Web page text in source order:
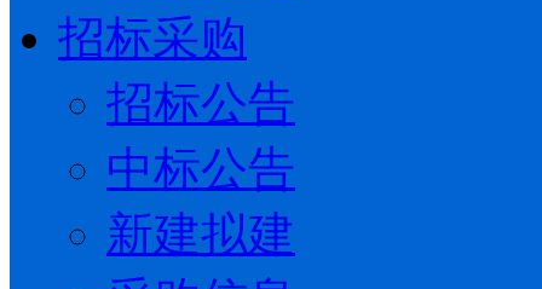
招标采购
招标公告
中标公告
新建拟建